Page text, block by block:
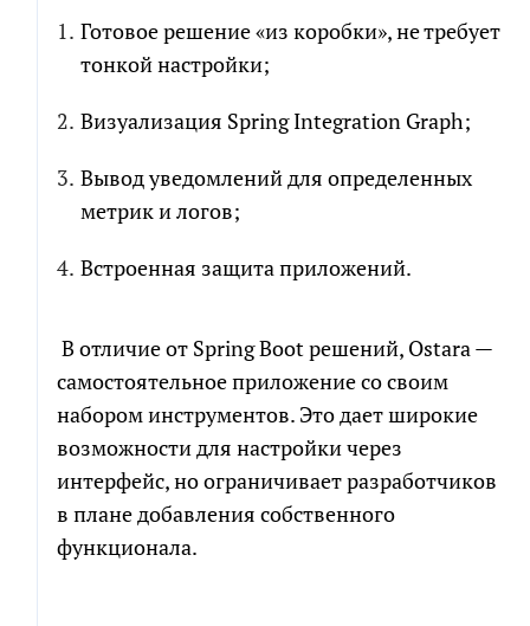
Готовое решение «из коробки», не требует
тонкой настройки;
Визуализация Spring Integration Graph;
Вывод уведомлений для определенных
метрик и логов;
Встроенная защита приложений.
В отличие от Spring Boot решений, Ostara —
самостоятельное приложение со своим
набором инструментов. Это дает широкие
возможности для настройки через
интерфейс, но ограничивает разработчиков
в плане добавления собственного
функционала.